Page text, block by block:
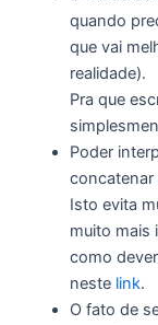
quando
que vai
realidade).
Pra que
Poder
concatenar
Isto evita
muito mais
como
neste link.
O fato de